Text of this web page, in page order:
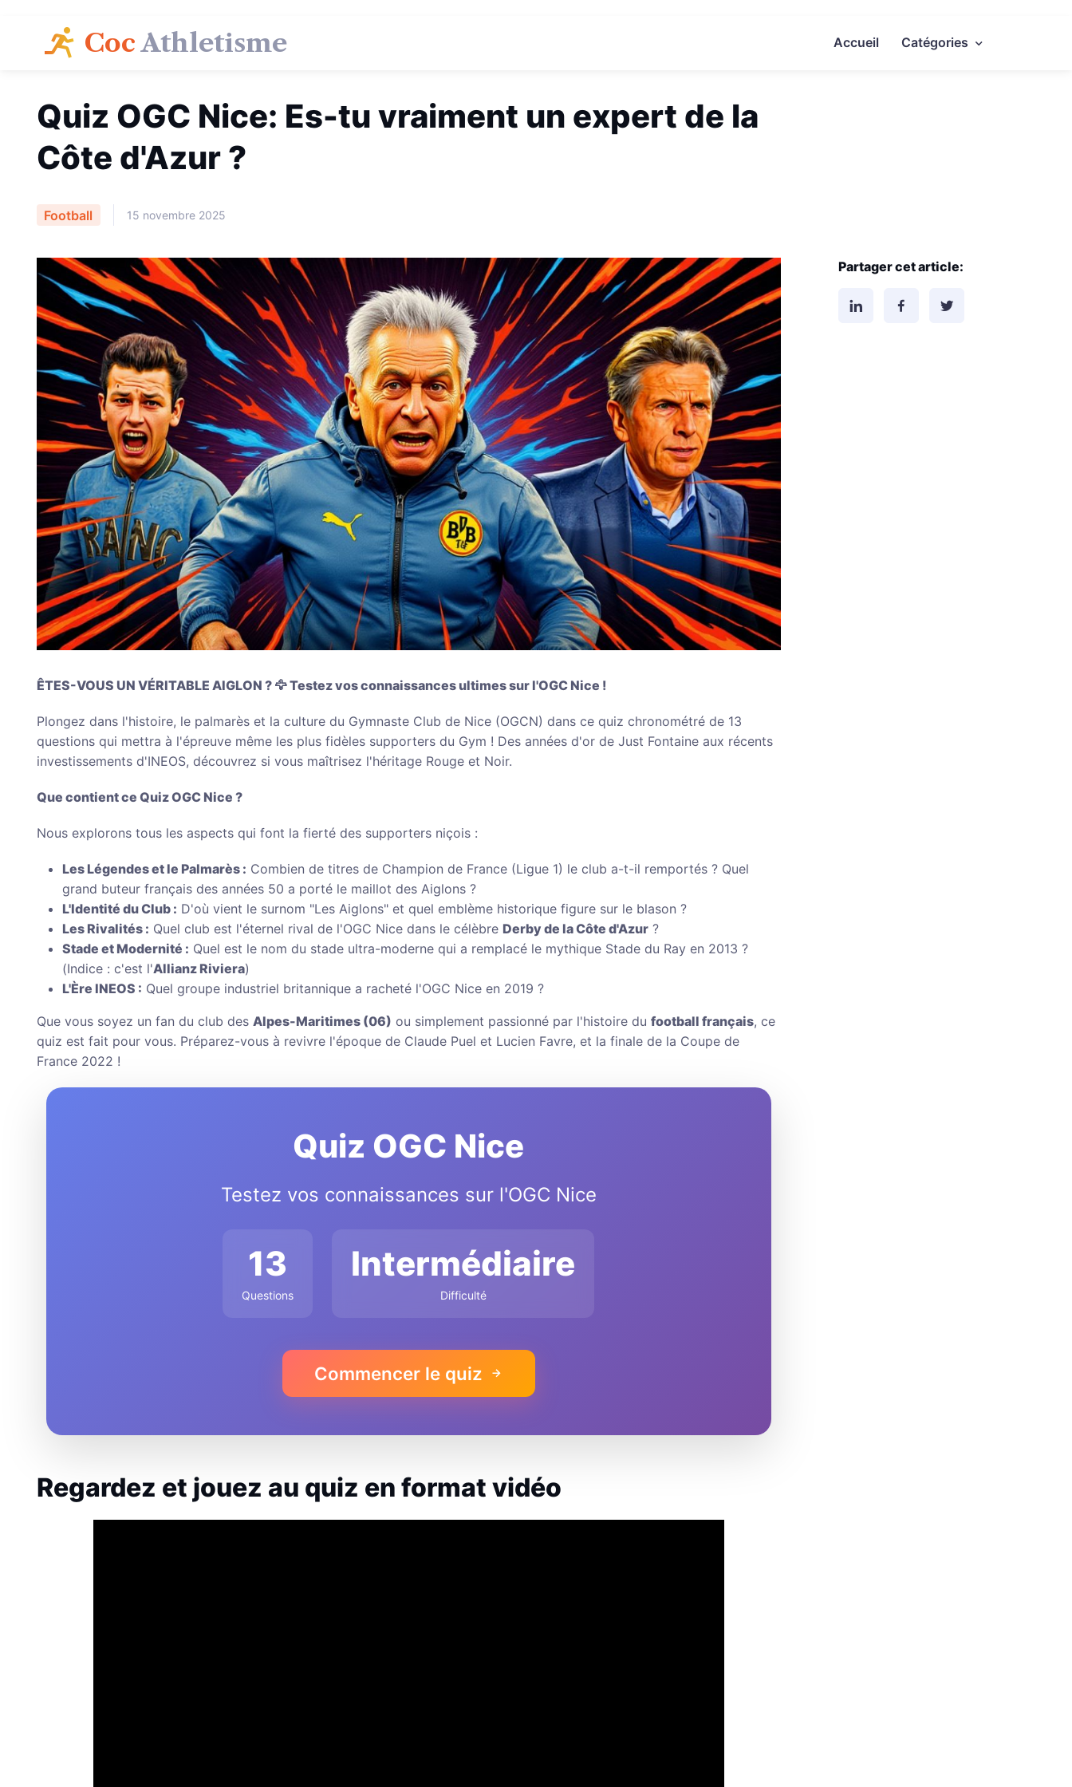
CocAthletisme Accueil Catégories
Quiz OGC Nice: Es-tu vraiment un expert de la
Côte d'Azur ?
Football 15 novembre 2025
ÊTES-VOUS UN VÉRITABLE AIGLON ? 🦅 Testez vos connaissances ultimes sur l'OGC Nice !
Plongez dans l'histoire, le palmarès et la culture du Gymnaste Club de Nice (OGCN) dans ce quiz chronométré de 13
questions qui mettra à l'épreuve même les plus fidèles supporters du Gym ! Des années d'or de Just Fontaine aux récents
investissements d'INEOS, découvrez si vous maîtrisez l'héritage Rouge et Noir.
Que contient ce Quiz OGC Nice ?
Nous explorons tous les aspects qui font la fierté des supporters niçois :
Les Légendes et le Palmarès : Combien de titres de Champion de France (Ligue 1) le club a-t-il remportés ? Quel
grand buteur français des années 50 a porté le maillot des Aiglons ?
L'Identité du Club : D'où vient le surnom "Les Aiglons" et quel emblème historique figure sur le blason ?
Les Rivalités : Quel club est l'éternel rival de l'OGC Nice dans le célèbre Derby de la Côte d'Azur?
Stade et Modernité : Quel est le nom du stade ultra-moderne qui a remplacé le mythique Stade du Ray en 2013 ?
(Indice : c'est l'Allianz Riviera)
L'Ère INEOS : Quel groupe industriel britannique a racheté l'OGC Nice en 2019 ?
Que vous soyez un fan du club des Alpes-Maritimes (06) ou simplement passionné par l'histoire du football français, ce
quiz est fait pour vous. Préparez-vous à revivre l'époque de Claude Puel et Lucien Favre, et la finale de la Coupe de
France 2022 !
Quiz OGC Nice
Testez vos connaissances sur l'OGC Nice
13
Questions
Intermédiaire
Difficulté
Commencer le quiz
Regardez et jouez au quiz en format vidéo
Partager cet article: